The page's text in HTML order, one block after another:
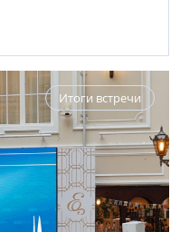
Итоги встречи